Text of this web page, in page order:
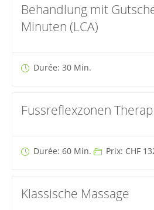
Behandlung mit
Minuten (LCA)
Durée: 30 Min.
Fussreflexzonen
Durée: 60 Min. Prix: CHF
Klassische Massage